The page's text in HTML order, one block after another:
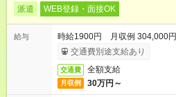
派遣 WEB登録・面接OK
給与
時給1900円 月収例 304,000円
交通費別途支給あり
交通費 全額支給
月収例 30万円～